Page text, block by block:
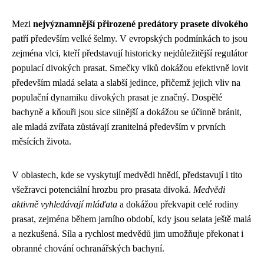
Mezi nejvýznamnější přirozené predátory prasete divokého
patří především velké šelmy. V evropských podmínkách to jsou
zejména vlci, kteří představují historicky nejdůležitější regulátor
populací divokých prasat. Smečky vlků dokážou efektivně lovit
především mladá selata a slabší jedince, přičemž jejich vliv na
populační dynamiku divokých prasat je značný. Dospělé
bachyně a kňouři jsou sice silnější a dokážou se účinně bránit,
ale mladá zvířata zůstávají zranitelná především v prvních
měsících života.
V oblastech, kde se vyskytují medvědi hnědí, představují i tito
všežravci potenciální hrozbu pro prasata divoká. Medvědi
aktivně vyhledávají mláďata a dokážou překvapit celé rodiny
prasat, zejména během jarního období, kdy jsou selata ještě malá
a nezkušená. Síla a rychlost medvědů jim umožňuje překonat i
obranné chování ochranářských bachyní.